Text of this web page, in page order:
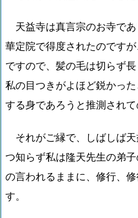
天益寺は真言宗のお寺で
華定院で得度されたのです
ですので、髪の毛は切らず
私の目つきがよほど鋭かっ
する身であろうと推測されて
それがご縁で、しばしば
つ知らず私は隆天先生の弟
の言われるままに、修行、
す。